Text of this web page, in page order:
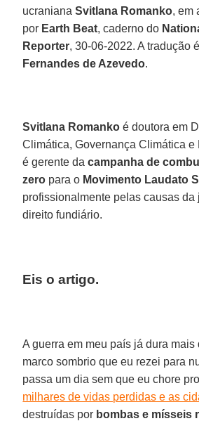
ucranianaSvitlana Romanko, em
por Earth Beat, caderno do
Reporter, 30-06-2022. A tradução
Fernandes de Azevedo.
Svitlana Romanko é doutora em
Climática, Governança Climática e
é gerente dacampanha de
zero para o Movimento Laudato
profissionalmente pelas causas da
direito fundiário.
Eis o artigo.
A guerra em meu país já dura mais
marco sombrio que eu rezei para
passa um dia sem que eu chore
milhares de vidas perdidas e as
destruídas por bombas e mísseis